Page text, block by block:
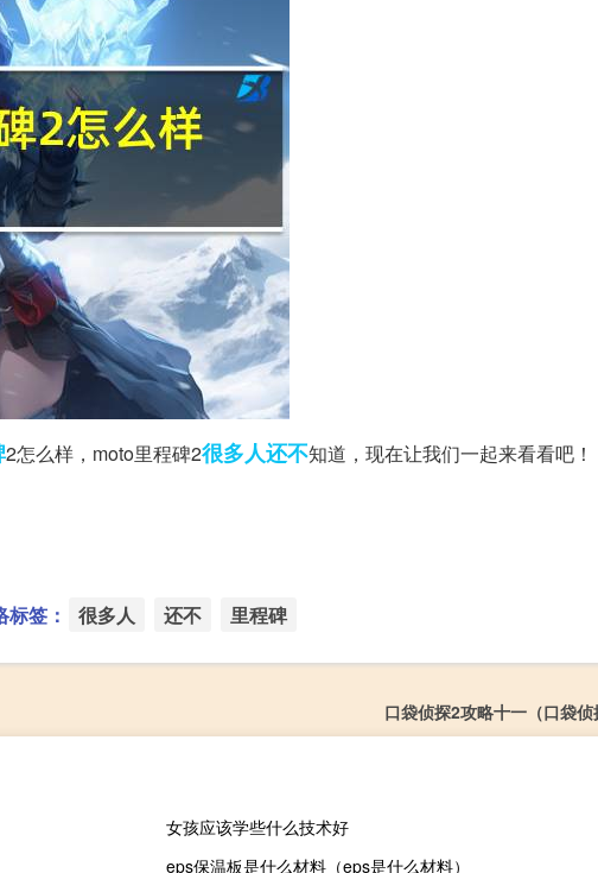
2怎么样，moto里程碑2很多人还不知道，现在让我们一起来看看吧！
标签： 很多人 还不 里程碑
口袋侦探2攻略十一（口袋
女孩应该学些什么技术好
eps保温板是什么材料（eps是什么材料）